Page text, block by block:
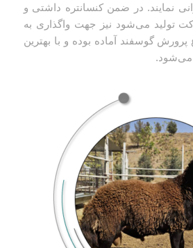
نمایند. در ضمن کنسانتره داشتی و
تولید می‌شود نیز جهت واگذاری به
گوسفند آماده بوده و با بهترین
می‌شود.